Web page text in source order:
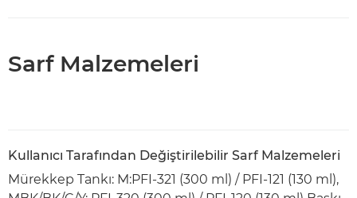
Sarf Malzemeleri
Kullanıcı Tarafından Değiştirilebilir Sarf Malzemeleri
Mürekkep Tankı: M:PFI-321 (300 ml) / PFI-121 (130 ml),